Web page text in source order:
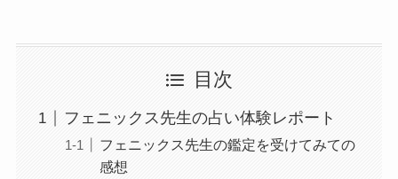
目次
フェニックス先生の占い体験レポート
フェニックス先生の鑑定を受けてみての
感想